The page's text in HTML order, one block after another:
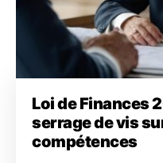
Loi de Finances
serrage de vis
compétences